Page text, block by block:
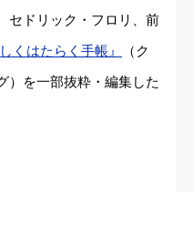
セドリック・フロリ、前
くはたらく手帳』
（ク
）を一部抜粋・編集した